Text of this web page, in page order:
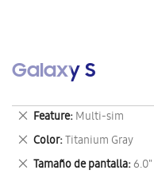
Galaxy S
Feature Multi-sim
Eliminar
este
artículo
Color Titanium Gray
Eliminar
este
Tamaño de pantalla
Eliminar